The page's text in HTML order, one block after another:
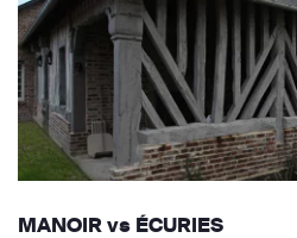
MANOIR vs ÉCURIES